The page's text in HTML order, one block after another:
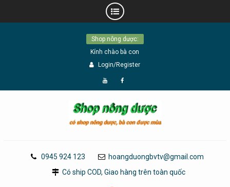
Shop nông dược:
Kính chào bà con
Login/Register
Đăng
YouTube
Page
0945 924 123
hoangduongbvtv@gmail.com
Có ship COD, Giao hàng trên toàn quốc